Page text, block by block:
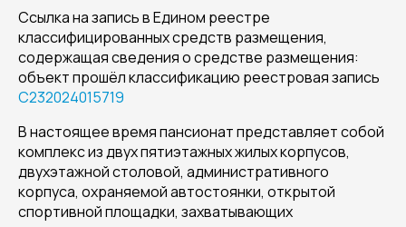
Ссылка на запись в Едином реестре
классифицированных средств размещения,
содержащая сведения о средстве размещения:
объект прошёл классификацию реестровая запись
С232024015719
В настоящее время пансионат представляет собой
комплекс из двух пятиэтажных жилых корпусов,
двухэтажной столовой, административного
корпуса, охраняемой автостоянки, открытой
спортивной площадки, захватывающих